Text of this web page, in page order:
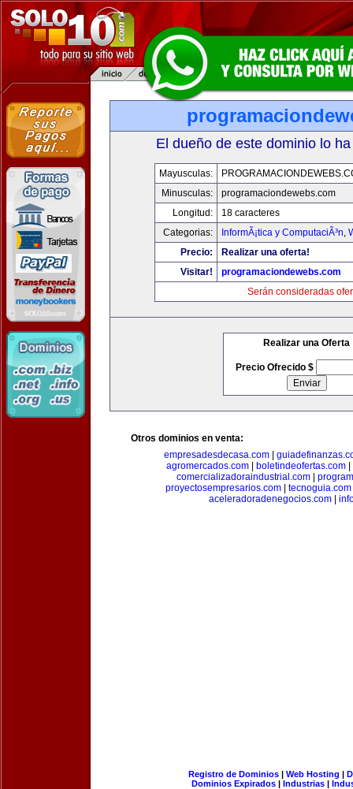
El dueño de este dominio lo
Mayusculas:
Minusculas:
programaciondewebs.com
Longitud:
18 caracteres
Categorias:
InformÃ¡tica y ComputaciÃ³n,
Precio:
Realizar una oferta!
Visitar!
programaciondewebs.com
Serán consideradas
Realizar una Oferta
Precio Ofrecido $
Otros dominios en venta:
empresadesdecasa.com|
agromercados.com
boletindeofertas.com
comercializadoraindustrial.com
proyectosempresarios.com
tecnoguia.com
aceleradoradenegocios.com
Registro de Dominios| Web Hosting |
Dominios Expirados | Industrias |